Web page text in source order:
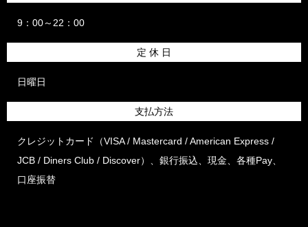
9：00～22：00
定 休 日
日曜日
支払方法
クレジットカード（VISA / Mastercard / American Express /
JCB / Diners Club / Discover）、銀行振込、現金、各種Pay、
口座振替